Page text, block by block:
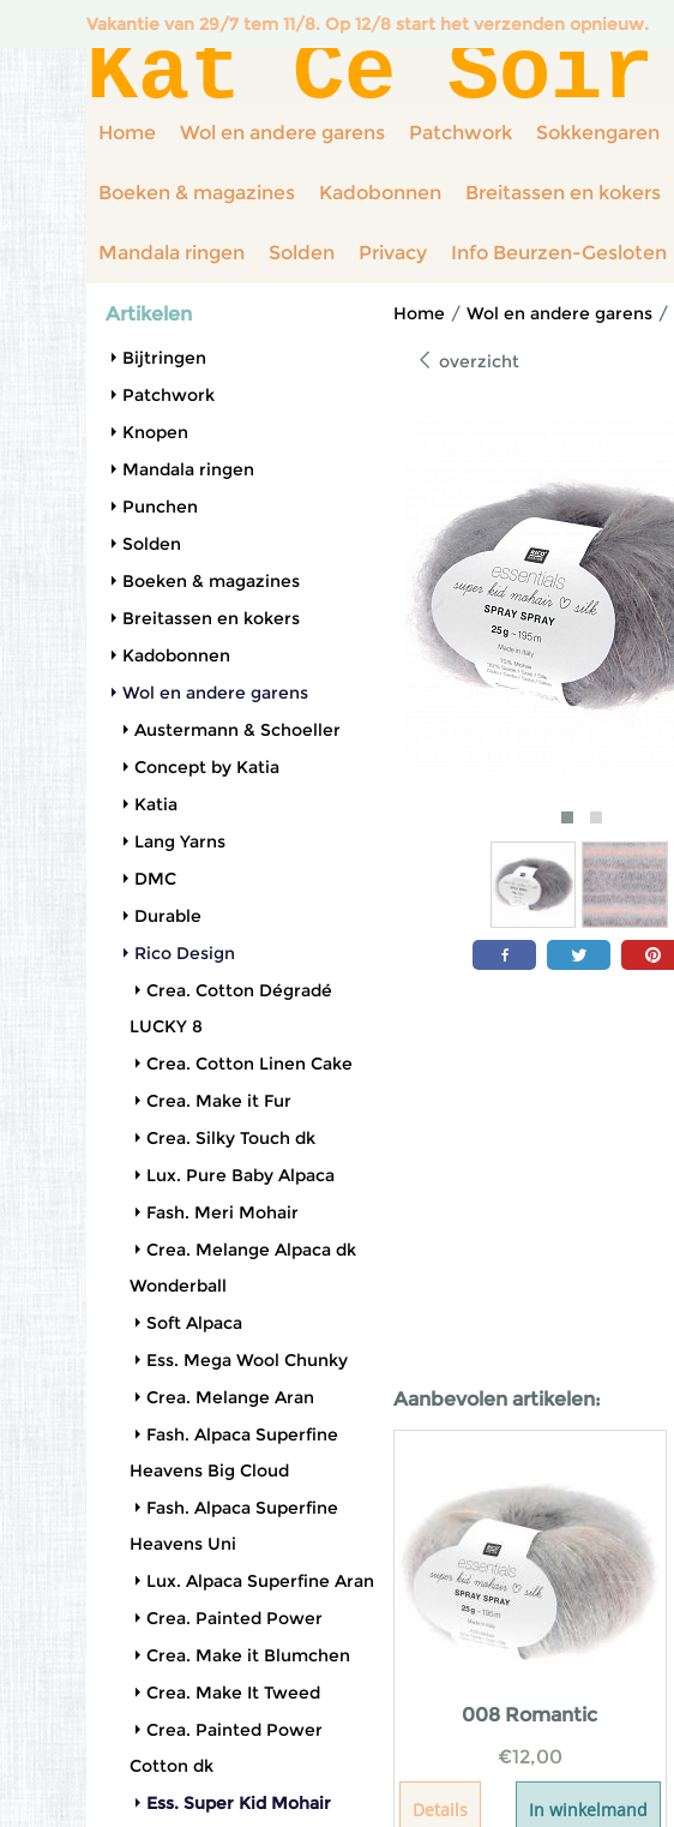
Vakantie van 29/7 tem 11/8. Op 12/8 start het verzenden opnieuw.
Kat Ce Soir
Home Wol en andere garens Patchwork Sokkengaren
Boeken & magazines Kadobonnen Breitassen en kokers
Mandala ringen Solden Privacy Info Beurzen-Gesloten
Artikelen
Bijtringen
Patchwork
Knopen
Mandala ringen
Punchen
Solden
Boeken & magazines
Breitassen en kokers
Kadobonnen
Wol en andere garens
Austermann & Schoeller
Concept by Katia
Katia
Lang Yarns
DMC
Durable
Rico Design
Crea. Cotton Dégradé
LUCKY 8
Crea. Cotton Linen Cake
Crea. Make it Fur
Crea. Silky Touch dk
Lux. Pure Baby Alpaca
Fash. Meri Mohair
Crea. Melange Alpaca dk
Wonderball
Soft Alpaca
Ess. Mega Wool Chunky
Crea. Melange Aran
Fash. Alpaca Superfine
Heavens Big Cloud
Fash. Alpaca Superfine
Heavens Uni
Lux. Alpaca Superfine Aran
Crea. Painted Power
Crea. Make it Blumchen
Crea. Make It Tweed
Crea. Painted Power
Cotton dk
Ess. Super Kid Mohair
Home / Wol en andere garens /
overzicht
Aanbevolen artikelen:
008 Romantic
€12,00
Details In winkelmand